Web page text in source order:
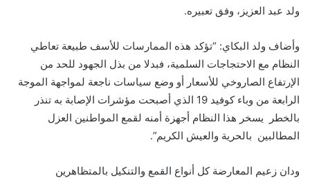
ولد عبد العزيز، وفق تعبيره.
وأضاف ولد البكاي: “تؤكد هذه الممارسات للأسف طبيعة تعاطي
النظام مع الاحتجاجات السلمية، فبدلا من بذل الجهود للحد من
الإرتفاع الصاروخي للأسعار أو وضع سياسات ناجعة لمواجهة الموجة
الرابعة من وباء كوفيد 19 الذي أصبحت مؤشرات الإصابة به تنذر
بالخطر يسخر هذا النظام أجهزة أمنه لقمع المواطنين العزل
المطالبين بالحرية والعيش الكريم”.
ودان زعيم المعارضة كل أنواع القمع والتنكيل بالمتظاهرين